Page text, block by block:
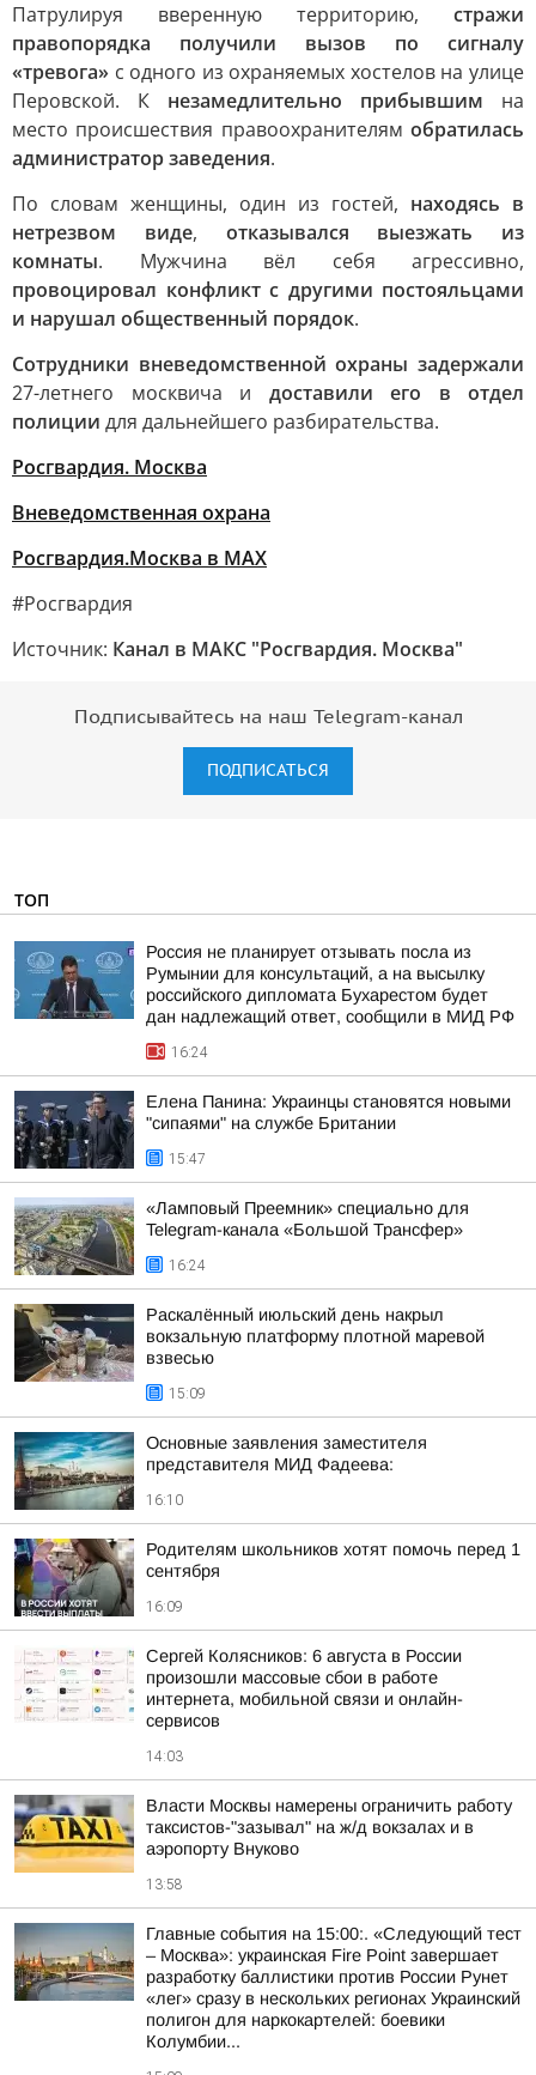
Патрулируя вверенную территорию, стражи
правопорядка получили вызов по сигналу
«тревога» с одного из охраняемых хостелов на улице
Перовской. К незамедлительно прибывшим на
место происшествия правоохранителям обратилась
администратор заведения.
По словам женщины, один из гостей, находясь в
нетрезвом виде, отказывался выезжать из
комнаты. Мужчина вёл себя агрессивно,
провоцировал конфликт с другими постояльцами
и нарушал общественный порядок.
Сотрудники вневедомственной охраны задержали
27-летнего москвича и доставили его в отдел
полиции для дальнейшего разбирательства.
Росгвардия. Москва
Вневедомственная охрана
Росгвардия.Москва в MAX
#Росгвардия
Источник: Канал в МАКС "Росгвардия. Москва"
Подписывайтесь на наш Telegram-канал
ПОДПИСАТЬСЯ
ТОП
Россия не планирует отзывать посла из
Румынии для консультаций, а на высылку
российского дипломата Бухарестом будет
дан надлежащий ответ, сообщили в МИД РФ
16:24
Елена Панина: Украинцы становятся новыми
"сипаями" на службе Британии
15:47
«Ламповый Преемник» специально для
Telegram-канала «Большой Трансфер»
16:24
Раскалённый июльский день накрыл
вокзальную платформу плотной маревой
взвесью
15:09
Основные заявления заместителя
представителя МИД Фадеева:
16:10
Родителям школьников хотят помочь перед 1
сентября
16:09
Сергей Колясников: 6 августа в России
произошли массовые сбои в работе
интернета, мобильной связи и онлайн-
сервисов
14:03
Власти Москвы намерены ограничить работу
таксистов-"зазывал" на ж/д вокзалах и в
аэропорту Внуково
13:58
Главные события на 15:00:. «Следующий тест
– Москва»: украинская Fire Point завершает
разработку баллистики против России Рунет
«лег» сразу в нескольких регионах Украинский
полигон для наркокартелей: боевики
Колумбии...